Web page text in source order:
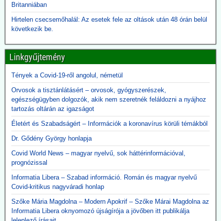
ebola-esetekre tekintettel - folytatják a Gavi finanszírozását. A
közbizalom Gavi általi visszaszerzéséről Rubio nem ejtett szót.
használhatatlan lélegeztetőgépek tárolása eddig
2,3 milliárdba került
A kormány felülvizsgálja a koronavírus idején beszerzett
lélegeztetőgépek ügyét. A járvány alatt közel 300 milliárd forint
értékben szerzett be gépeket az Orbán-kormány annak ellenére,
hogy a szakmai szervezetek világossá tették, hogy nincs elég
ember ennyi gép üzemeltetésére. A kormány felülvizsgálja az akkor
kötött szerződéseket, a vizsgálatot pedig a Külügyminisztérium
folytatja majd le, azonnali hatállyal.
A használhatatlan lélegeztetőgépek tárolása is horribilis összegbe
került: több mint 2,3 milliárd forint volt eddig a raktárköltség.
Közzétevő: Teljesen mellékes, hogy volt-e (van-e) elég ember ennyi
gép üzemeltetésére. A gépek használata kontraproduktív, nem
gyógyítja az influenzás beteget, hanem sietteti, elősegíti halálukat.
Erre több bejegyzésben felhívtuk a figyelmet. Beszerzésük egy célt
szolgált: a 120 milliárd lenyúlását. Ennyi volt a különbség a
gyárkapunál érvényes ár, és a magyar adófizető által kifizetett 300
milliárd között.
Britanniában
Hirtelen csecsemőhalál: Az esetek fele az oltások után 48 órán belül
következik be.
Linkgyűjtemény
Tények a Covid-19-ről angolul, németül
Orvosok a tisztánlátásért – orvosok, gyógyszerészek,
egészségügyben dolgozók, akik nem szeretnék feláldozni a nyájhoz
tartozás oltárán az igazságot
Életért és Szabadságért – Információk a koronavírus körüli témákból
Dr. Gődény György honlapja
Covid World News – magyar nyelvű, sok háttérinformációval,
prognózissal
Informatia Libera – Szabad információ. Román és magyar nyelvű
Covid-kritikus nagyváradi honlap
Szőke Mária Magdolna – Modern Apokrif – Szőke Márai Magdolna az
Informatia Libera oknyomozó újságírója a jövőben itt publikálja